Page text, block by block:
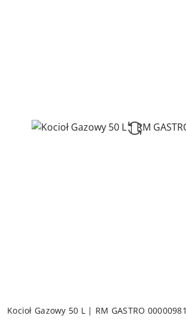
Kocioł Gazowy 50 L | RM GASTRO 00000981